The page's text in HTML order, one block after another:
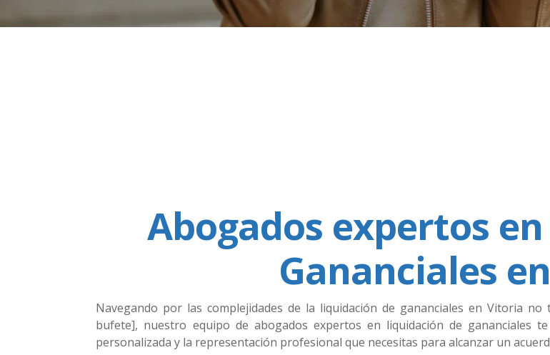
Abogados expertos
Gananciales
Navegando por las complejidades de la liquidación de gananciales en Vitoria
bufete], nuestro equipo de abogados expertos en liquidación de gananciales
personalizada y la representación profesional que necesitas para alcanzar un